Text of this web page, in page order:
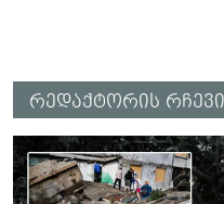
რედაქტორის